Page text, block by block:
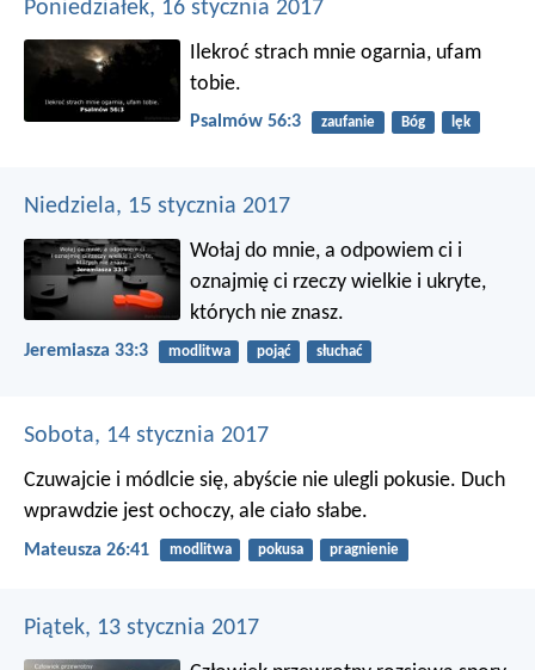
Poniedziałek, 16 stycznia 2017
Ilekroć strach mnie ogarnia, ufam
tobie.
Psalmów 56:3 zaufanie Bóg lęk
Niedziela, 15 stycznia 2017
Wołaj do mnie, a odpowiem ci i
oznajmię ci rzeczy wielkie i ukryte,
których nie znasz.
Jeremiasza 33:3 modlitwa pojąć słuchać
Sobota, 14 stycznia 2017
Czuwajcie i módlcie się, abyście nie ulegli pokusie. Duch
wprawdzie jest ochoczy, ale ciało słabe.
Mateusza 26:41 modlitwa pokusa pragnienie
Piątek, 13 stycznia 2017